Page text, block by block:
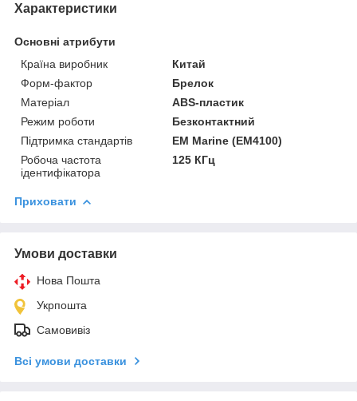
Характеристики
Основні атрибути
Країна виробник
Китай
Форм-фактор
Брелок
Матеріал
ABS-пластик
Режим роботи
Безконтактний
Підтримка стандартів
EM Marine (EM4100)
Робоча частота
ідентифікатора
125 КГц
Приховати
Умови доставки
Нова Пошта
Укрпошта
Самовивіз
Всі умови доставки